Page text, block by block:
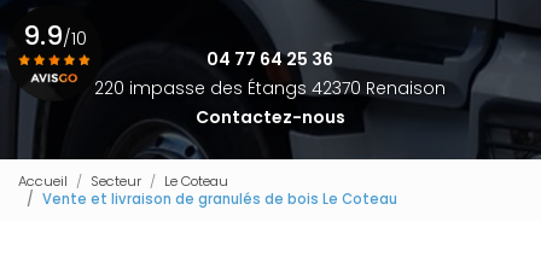
04 77 64 25 36
220 impasse des Étangs 42370 Renaison
Contactez-nous
9.9/10
Accueil Secteur
Le Coteau
Vente et livraison de granulés de bois Le Coteau